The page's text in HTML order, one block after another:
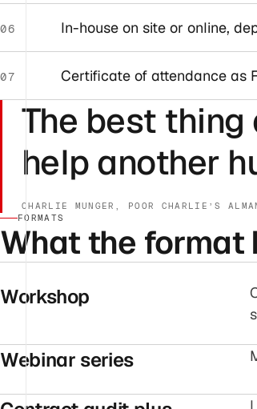
06 In-house on site or online,
07 Certificate of attendance as
The best thing
help another
CHARLIE MUNGER, POOR CHARLIE’S
FORMATS
What the format
Workshop
Webinar series